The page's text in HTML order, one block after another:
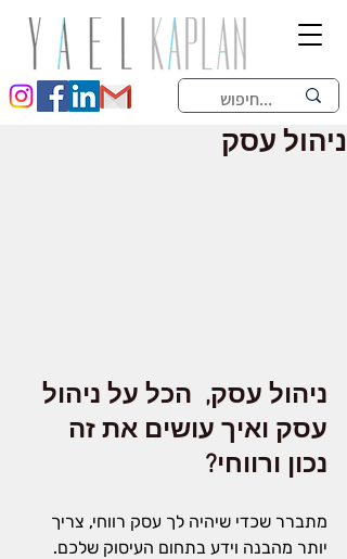
ניהול עסק
ניהול עסק,  הכל על ניהול
עסק ואיך עושים את זה
נכון ורווחי?
מתברר שכדי שיהיה לך עסק רווחי, צריך
יותר מהבנה וידע בתחום העיסוק שלכם.